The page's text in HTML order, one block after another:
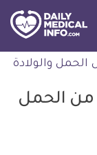
طبية
الحمل والولادة
من الحمل